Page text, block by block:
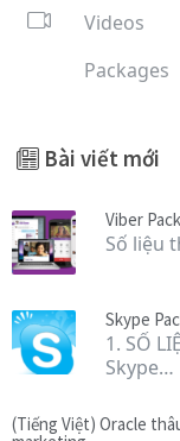
Videos
Packages
Bài viết mới
Viber
Số liệu
Skype
1. SỐ
Skype…
(Tiếng Việt) Oracle